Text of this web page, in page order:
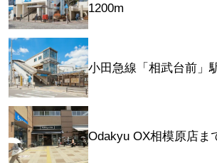
1200m
小田急線「相武台前」
Odakyu OX相模原店ま